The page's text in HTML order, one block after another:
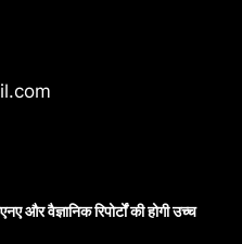
और वैज्ञानिक रिपोर्टों की होगी उच्च